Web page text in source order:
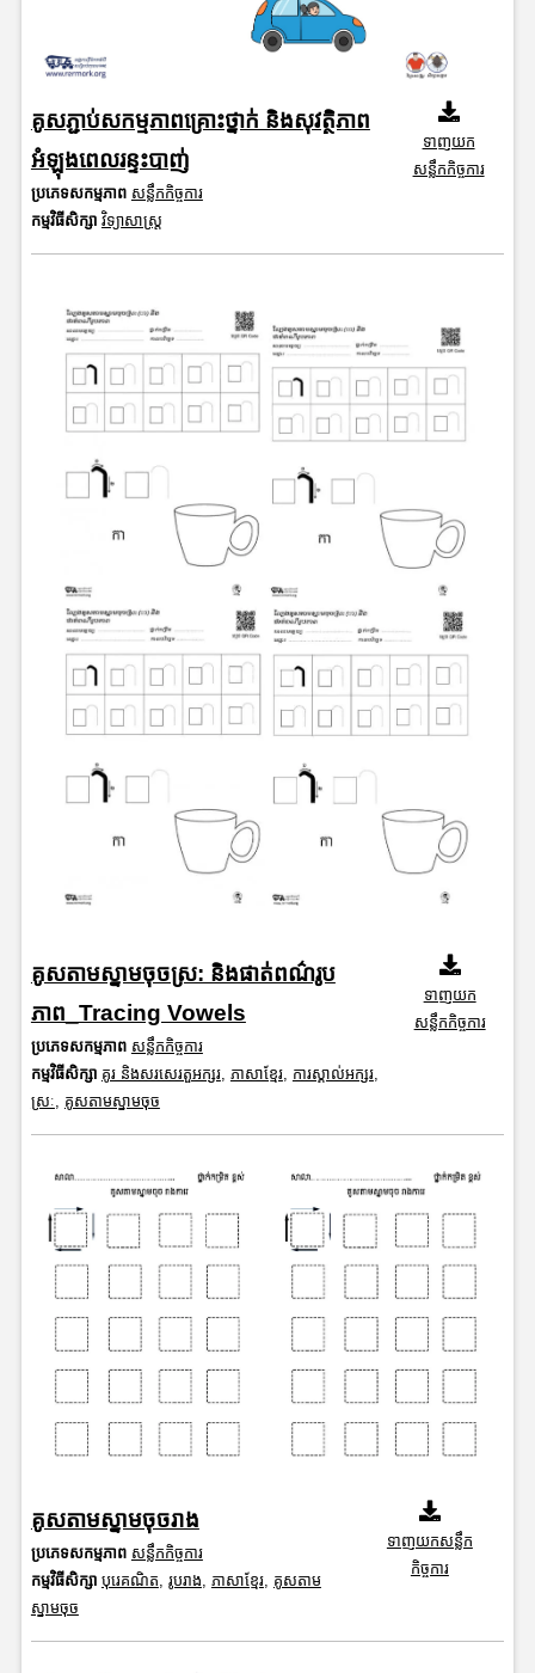
គូសភ្ជាប់សកម្មភាពគ្រោះថ្នាក់ និងសុវត្ថិភាព
អំឡុងពេលរន្ទះបាញ់
ប្រភេទសកម្មភាព សន្លឹកកិច្ចការ
កម្មវិធីសិក្សា វិទ្យាសាស្រ្ត
ទាញយក
សន្លឹកកិច្ចការ
គូសតាមស្នាមចុចស្រ: និងផាត់ពណ៌រូប
ភាព_Tracing Vowels
ប្រភេទសកម្មភាព សន្លឹកកិច្ចការ
កម្មវិធីសិក្សា គូរ និងសរសេរតួអក្សរ, ភាសាខ្មែរ, ការស្គាល់អក្សរ,
ស្រៈ
គូសតាមស្នាមចុច
ទាញយក
សន្លឹកកិច្ចការ
គូសតាមស្នាមចុចរាង
ប្រភេទសកម្មភាព សន្លឹកកិច្ចការ
កម្មវិធីសិក្សា បុរេគណិត, រូបរាង, ភាសាខ្មែរ, គូសតាម
ស្នាមចុច
ទាញយកសន្លឹក
កិច្ចការ